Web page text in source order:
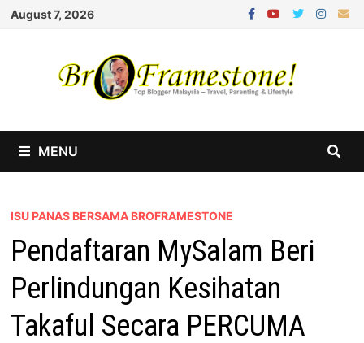
Skip
August 7, 2026
MENU
ISU PANAS BERSAMA BROFRAMESTONE
Pendaftaran MySalam Beri
Perlindungan Kesihatan
Takaful Secara PERCUMA